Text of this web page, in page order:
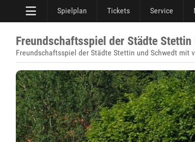
Spielplan Tickets Service
Freundschaftsspiel der Städte Stettin
Freundschaftsspiel der Städte Stettin und Schwedt